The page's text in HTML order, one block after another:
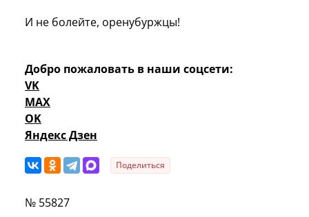
И не болейте, оренубуржцы!
Добро пожаловать в наши соцсети:
VK
MAX
OK
Яндекс Дзен
Поделиться
№ 55827